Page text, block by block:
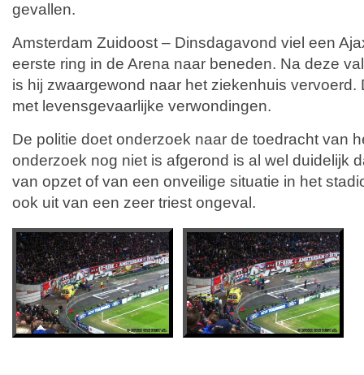
gevallen.
Amsterdam Zuidoost – Dinsdagavond viel een
eerste ring in de Arena naar beneden. Na deze
is hij zwaargewond naar het ziekenhuis vervoerd.
met levensgevaarlijke verwondingen.
De politie doet onderzoek naar de toedracht van
onderzoek nog niet is afgerond is al wel duidelijk
van opzet of van een onveilige situatie in het
ook uit van een zeer triest ongeval.